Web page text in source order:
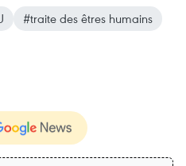
#traite des êtres humains